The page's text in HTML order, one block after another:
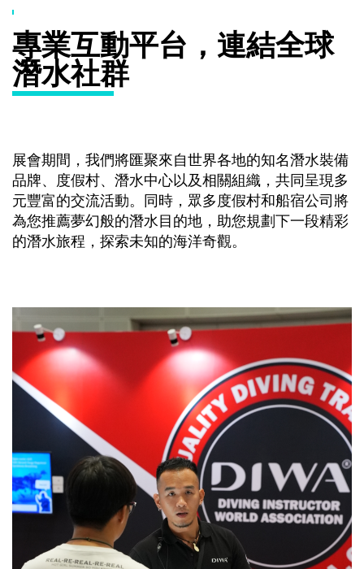
專業互動平台，連結全球
潛水社群
展會期間，我們將匯聚來自世界各地的知名潛水裝備
品牌、度假村、潛水中心以及相關組織，共同呈現多
元豐富的交流活動。同時，眾多度假村和船宿公司將
為您推薦夢幻般的潛水目的地，助您規劃下一段精彩
的潛水旅程，探索未知的海洋奇觀。